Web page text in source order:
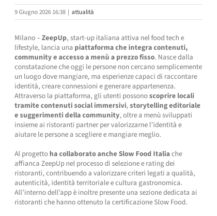
9 Giugno 2026 16:38 | attualità
Milano –ZeepUp, start-up italiana attiva nel food tech e
lifestyle, lancia una piattaforma che integra contenuti,
community e accesso a menù a prezzo fisso. Nasce dalla
constatazione che oggi le persone non cercano semplicemente
un luogo dove mangiare, ma esperienze capaci di raccontare
identità, creare connessioni e generare appartenenza.
Attraverso la piattaforma, gli utenti possonoscoprire locali
tramite contenuti social immersivi,storytelling editoriale
e suggerimenti della community, oltre a menù sviluppati
insieme ai ristoranti partner per valorizzarne l’identità e
aiutare le persone a scegliere e mangiare meglio.
Al progettoha collaborato anche Slow Food Italiache
affianca ZeepUp nel processo di selezione e rating dei
ristoranti, contribuendo a valorizzare criteri legati a qualità,
autenticità, identità territoriale e cultura gastronomica.
All’interno dell’app è inoltre presente una sezione dedicata ai
ristoranti che hanno ottenuto la certificazione Slow Food.